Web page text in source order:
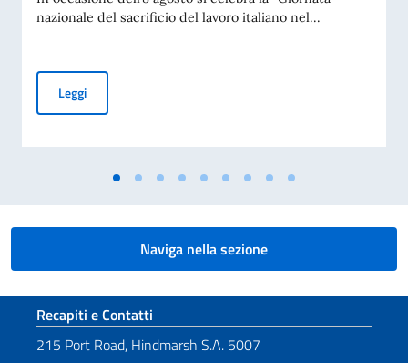
nazionale del sacrificio del lavoro italiano nel...
Leggi70° anniversario della tragedia di Marcinelle e 25ª
Naviga nella sezione
Sezione footer
Recapiti e Contatti
215 Port Road, Hindmarsh S.A. 5007